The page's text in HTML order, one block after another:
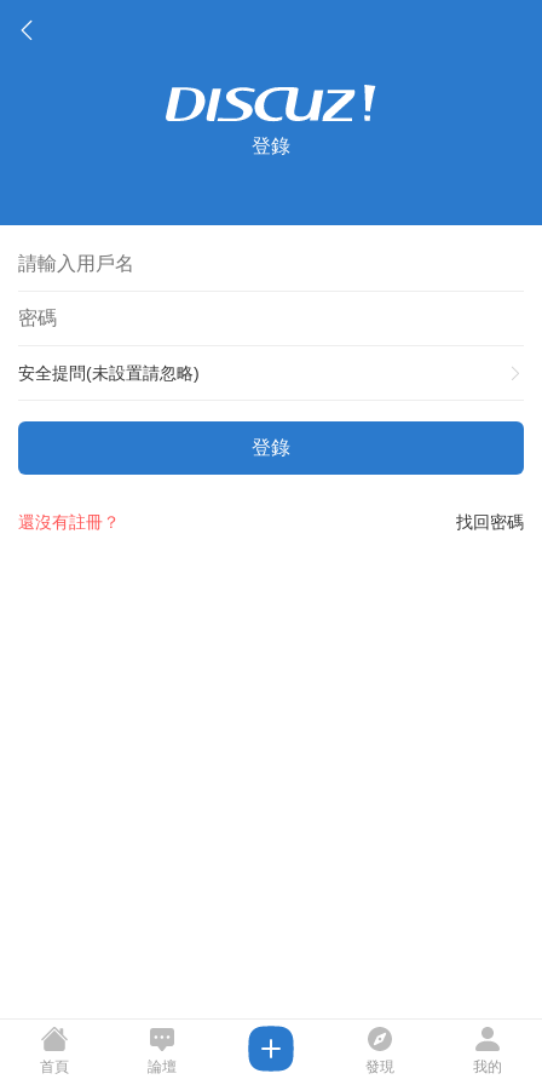
登錄
安全提問(未設置請忽略)
登錄
找回密碼
還沒有註冊？
首頁 論壇 發現 我的